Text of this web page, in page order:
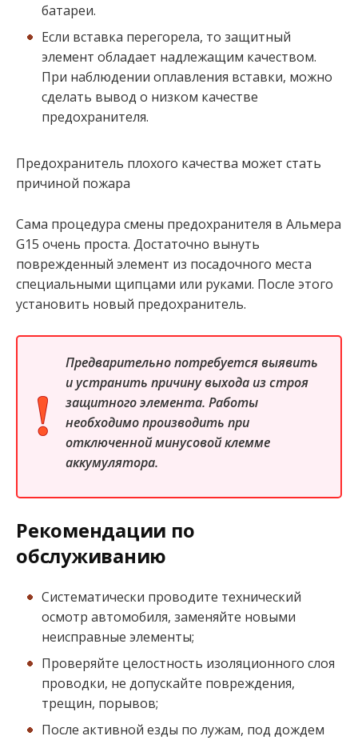
батареи.
Если вставка перегорела, то защитный
элемент обладает надлежащим качеством.
При наблюдении оплавления вставки, можно
сделать вывод о низком качестве
предохранителя.
Предохранитель плохого качества может стать
причиной пожара
Сама процедура смены предохранителя в Альмера
G15 очень проста. Достаточно вынуть
поврежденный элемент из посадочного места
специальными щипцами или руками. После этого
установить новый предохранитель.
Предварительно потребуется выявить
и устранить причину выхода из строя
защитного элемента. Работы
необходимо производить при
отключенной минусовой клемме
аккумулятора.
Рекомендации по
обслуживанию
Систематически проводите технический
осмотр автомобиля, заменяйте новыми
неисправные элементы;
Проверяйте целостность изоляционного слоя
проводки, не допускайте повреждения,
трещин, порывов;
После активной езды по лужам, под дождем